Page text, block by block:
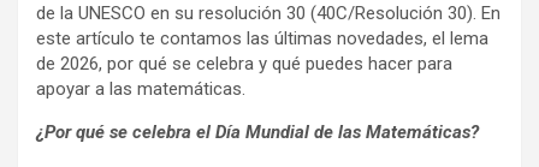
de la UNESCO en su resolución 30 (40C/Resolución 30). En
este artículo te contamos las últimas novedades, el lema
de 2026, por qué se celebra y qué puedes hacer para
apoyar a las matemáticas.
¿Por qué se celebra el Día Mundial de las Matemáticas?